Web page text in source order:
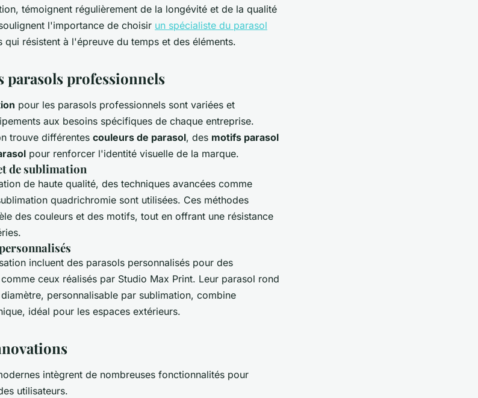
témoignent régulièrement de la longévité et de la qualité
l'importance de choisir un spécialiste du parasol
résistent à l'épreuve du temps et des éléments.
parasols professionnels
pour les parasols professionnels sont variées et
aux besoins spécifiques de chaque entreprise.
trouve différentes couleurs de parasol, des motifs parasol
pour renforcer l'identité visuelle de la marque.
de sublimation
de haute qualité, des techniques avancées comme
quadrichromie sont utilisées. Ces méthodes
des couleurs et des motifs, tout en offrant une résistance
incluent des parasols personnalisés pour des
ceux réalisés par Studio Max Print. Leur parasol rond
personnalisable par sublimation, combine
idéal pour les espaces extérieurs.
intègrent de nombreuses fonctionnalités pour
utilisateurs.